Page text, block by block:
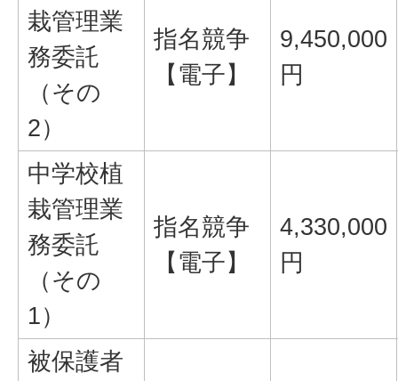
栽管理業
務委託
（その
2）
指名競争
【電子】
9,450,000
円
中学校植
栽管理業
務委託
（その
1）
指名競争
【電子】
4,330,000
円
被保護者